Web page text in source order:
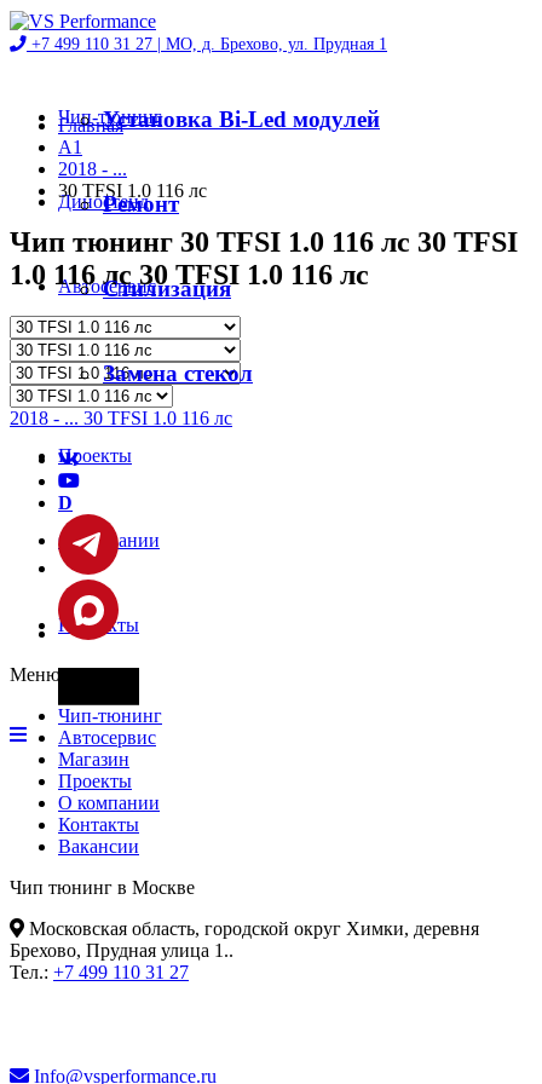
+7 499 110 31 27 | МО, д. Брехово, ул. Прудная 1
Чип-тюнинг
Диностенд
Автосервис
Магазин
Проекты
О компании
Контакты
Установка Bi-Led модулей
Ремонт
Стилизация
Замена стекол
Главная
A1
2018 - ...
30 TFSI 1.0 116 лс
Чип тюнинг 30 TFSI 1.0 116 лс 30 TFSI
1.0 116 лс 30 TFSI 1.0 116 лс
2018 - ... 30 TFSI 1.0 116 лс
D
Меню
Чип-тюнинг
Автосервис
Магазин
Проекты
О компании
Контакты
Вакансии
Чип тюнинг в Москве
Московская область, городской округ Химки, деревня
Брехово, Прудная улица 1..
Тел.: +7 499 110 31 27
Info@vsperformance.ru